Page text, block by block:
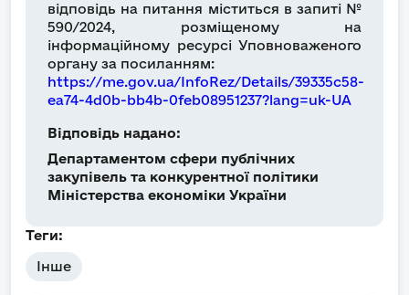
відповідь на питання міститься в запиті №
590/2024, розміщеному на
інформаційному ресурсі Уповноваженого
органу за посиланням:
https://me.gov.ua/InfoRez/Details/39335c58-
ea74-4d0b-bb4b-0feb08951237?lang=uk-UA
Відповідь надано:
Департаментом сфери публічних
закупівель та конкурентної політики
Міністерства економіки України
Теги:
Інше